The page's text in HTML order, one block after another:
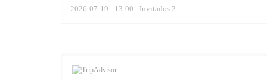
2026-07-19 - 13:00 - Invitados 2